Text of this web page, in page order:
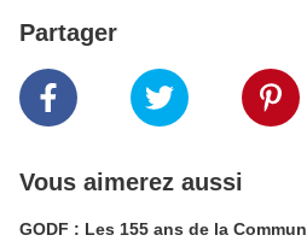
Partager
Vous aimerez aussi
GODF : Les 155 ans de la